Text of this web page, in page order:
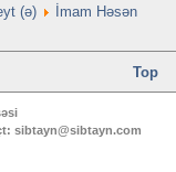
2
(ə)
İmam Həsən
Top
sibtayn@sibtayn.com